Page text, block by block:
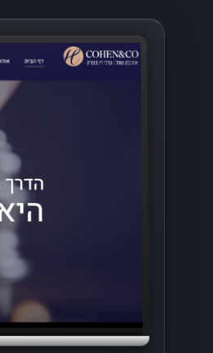
כל הפרויקטים